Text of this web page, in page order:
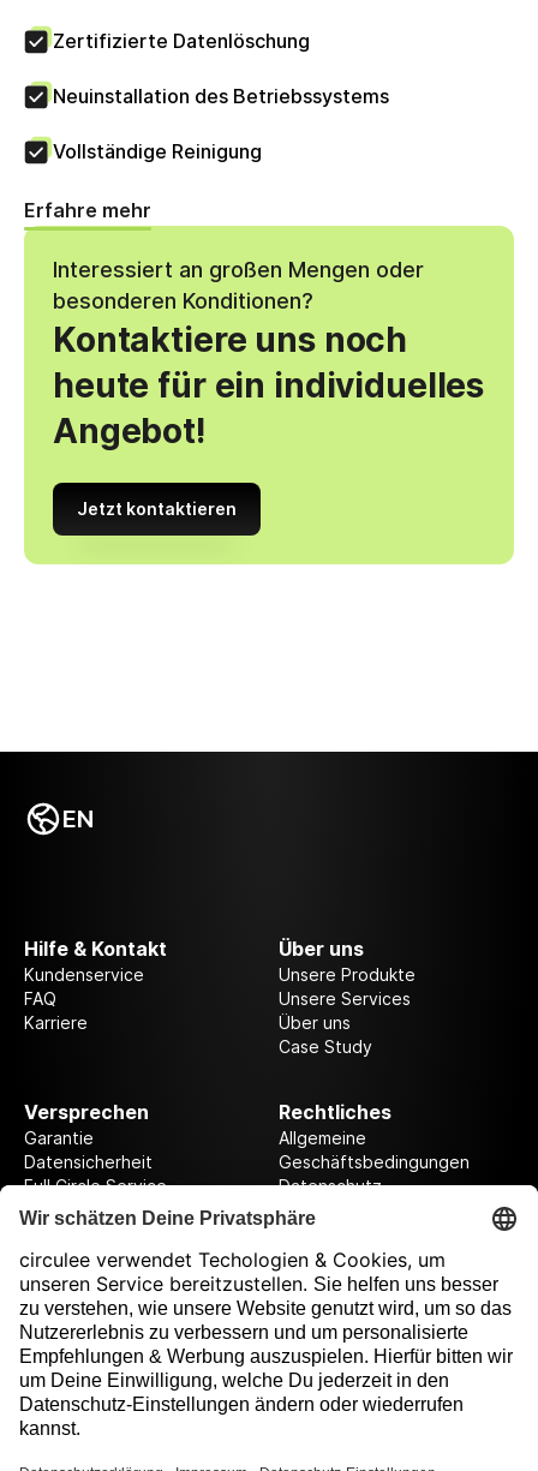
Zertifizierte Datenlöschung
Neuinstallation des Betriebssystems
Vollständige Reinigung
Erfahre mehr
Interessiert an großen Mengen oder
besonderen Konditionen?
Kontaktiere uns noch
heute für ein individuelles
Angebot!
Jetzt kontaktieren
EN
Hilfe & Kontakt
Kundenservice
FAQ
Karriere
Über uns
Unsere Produkte
Unsere Services
Über uns
Case Study
Versprechen
Garantie
Datensicherheit
Full Circle Service
Rechtliches
Allgemeine
Geschäftsbedingungen
Datenschutz
Datenschutzeinstellungen
Folge uns auf unserer Reise!
Ausgezeichnet durch